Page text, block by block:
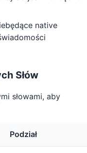
native
Słów
słowami, aby
Podział